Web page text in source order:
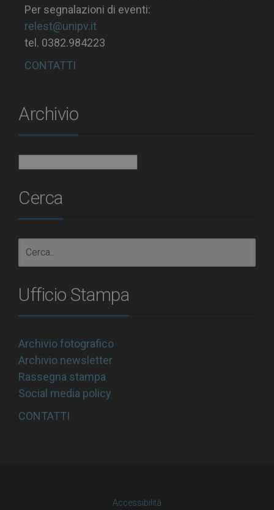
Per segnalazioni di eventi:
relest@unipv.it
tel. 0382.984223
CONTATTI
Archivio
Cerca
Ufficio Stampa
Archivio fotografico
Archivio newsletter
Rassegna stampa
Social media policy
CONTATTI
Accessibilità